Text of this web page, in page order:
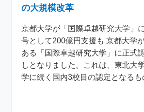
の大規模改革
京都大学が「国際卓越研究大学
号として200億円支援も 京都大学
ある「国際卓越研究大学」に正式
しとなりました。これは、東北大
学に続く国内3校目の認定となる